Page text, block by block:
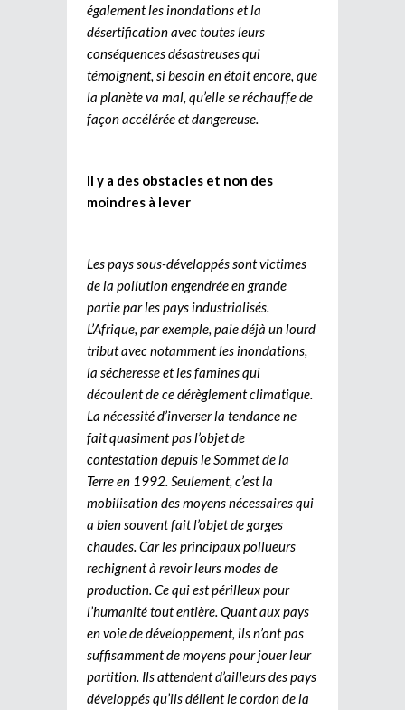
également les inondations et la
désertification avec toutes leurs
conséquences désastreuses qui
témoignent, si besoin en était encore, que
la planète va mal, qu’elle se réchauffe de
façon accélérée et dangereuse.
Il y a des obstacles et non des
moindres à lever
Les pays sous-développés sont victimes
de la pollution engendrée en grande
partie par les pays industrialisés.
L’Afrique, par exemple, paie déjà un lourd
tribut avec notamment les inondations,
la sécheresse et les famines qui
découlent de ce dérèglement climatique.
La nécessité d’inverser la tendance ne
fait quasiment pas l’objet de
contestation depuis le Sommet de la
Terre en 1992. Seulement, c’est la
mobilisation des moyens nécessaires qui
a bien souvent fait l’objet de gorges
chaudes. Car les principaux pollueurs
rechignent à revoir leurs modes de
production. Ce qui est périlleux pour
l’humanité tout entière. Quant aux pays
en voie de développement, ils n’ont pas
suffisamment de moyens pour jouer leur
partition. Ils attendent d’ailleurs des pays
développés qu’ils délient le cordon de la